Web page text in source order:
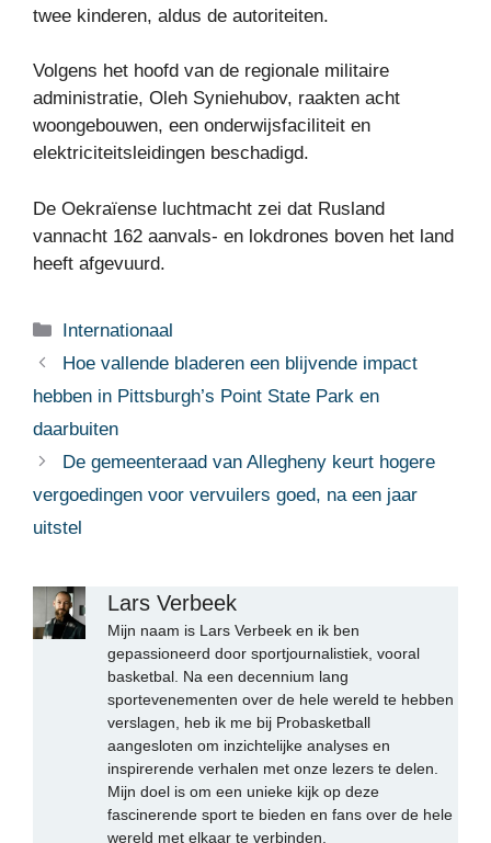
twee kinderen, aldus de autoriteiten.
Volgens het hoofd van de regionale militaire
administratie, Oleh Syniehubov, raakten acht
woongebouwen, een onderwijsfaciliteit en
elektriciteitsleidingen beschadigd.
De Oekraïense luchtmacht zei dat Rusland
vannacht 162 aanvals- en lokdrones boven het land
heeft afgevuurd.
Categorieën
Internationaal
Hoe vallende bladeren een blijvende impact
hebben in Pittsburgh’s Point State Park en
daarbuiten
De gemeenteraad van Allegheny keurt hogere
vergoedingen voor vervuilers goed, na een jaar
uitstel
Lars Verbeek
Mijn naam is Lars Verbeek en ik ben
gepassioneerd door sportjournalistiek, vooral
basketbal. Na een decennium lang
sportevenementen over de hele wereld te hebben
verslagen, heb ik me bij Probasketball
aangesloten om inzichtelijke analyses en
inspirerende verhalen met onze lezers te delen.
Mijn doel is om een unieke kijk op deze
fascinerende sport te bieden en fans over de hele
wereld met elkaar te verbinden.